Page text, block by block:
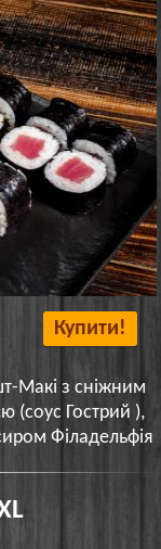
Купити!
Макі з сніжним
(соус Гострий ),
Філадельфія